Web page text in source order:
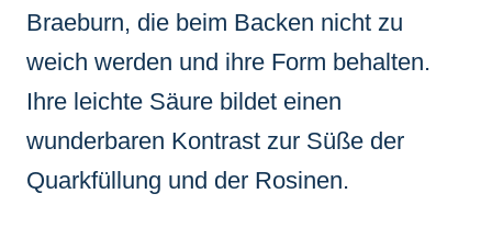
Braeburn, die beim Backen nicht zu
weich werden und ihre Form behalten.
Ihre leichte Säure bildet einen
wunderbaren Kontrast zur Süße der
Quarkfüllung und der Rosinen.